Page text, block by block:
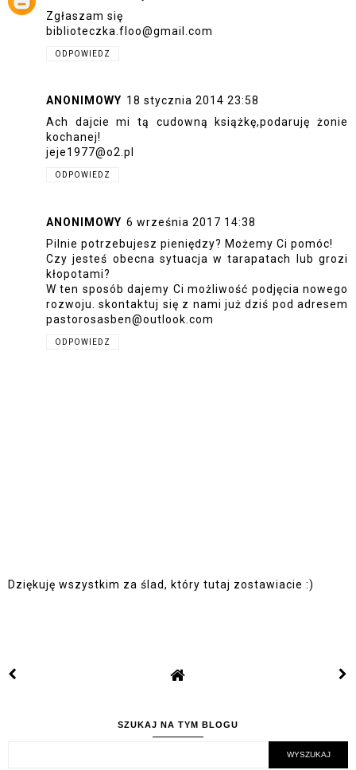
Zgłaszam się
biblioteczka.floo@gmail.com
ODPOWIEDZ
ANONIMOWY 18 stycznia 2014 23:58
Ach dajcie mi tą cudowną książkę,podaruję żonie
kochanej!
jeje1977@o2.pl
ODPOWIEDZ
ANONIMOWY 6 września 2017 14:38
Pilnie potrzebujesz pieniędzy? Możemy Ci pomóc!
Czy jesteś obecna sytuacja w tarapatach lub grozi
kłopotami?
W ten sposób dajemy Ci możliwość podjęcia nowego
rozwoju. skontaktuj się z nami już dziś pod adresem
pastorosasben@outlook.com
ODPOWIEDZ
Dziękuję wszystkim za ślad, który tutaj zostawiacie :)
SZUKAJ NA TYM BLOGU